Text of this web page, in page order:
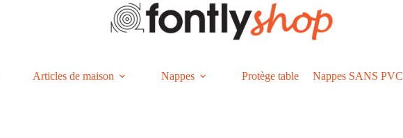
Articles de maison Nappes Protège table Nappes SANS PVC